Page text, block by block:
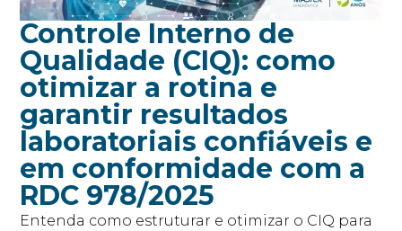
Controle Interno de
Qualidade (CIQ): como
otimizar a rotina e
garantir resultados
laboratoriais confiáveis e
em conformidade com a
RDC 978/2025
Entenda como estruturar e otimizar o CIQ para